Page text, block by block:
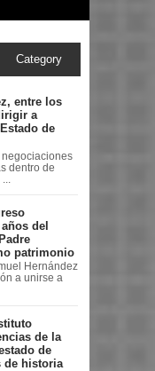
Category
entre los
a
de
dentro de
del
patrimonio
Hernández
a unirse a
de la
de
de historia